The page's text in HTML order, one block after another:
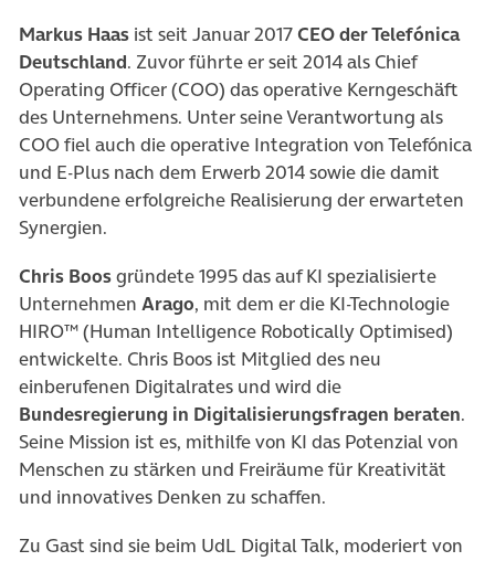
Markus Haas ist seit Januar 2017CEO der Telefónica
Deutschland. Zuvor führte er seit 2014 als Chief
Operating Officer (COO) das operative Kerngeschäft
des Unternehmens. Unter seine Verantwortung als
COO fiel auch die operative Integration von Telefónica
und E-Plus nach dem Erwerb 2014 sowie die damit
verbundene erfolgreiche Realisierung der erwarteten
Synergien.
Chris Boosgründete 1995 das auf KI spezialisierte
Unternehmen Arago, mit dem er die KI-Technologie
HIRO™ (Human Intelligence Robotically Optimised)
entwickelte. Chris Boos ist Mitglied des neu
einberufenen Digitalrates und wird die
Bundesregierung in Digitalisierungsfragen beraten.
Seine Mission ist es, mithilfe von KI das Potenzial von
Menschen zu stärken und Freiräume für Kreativität
und innovatives Denken zu schaffen.
Zu Gast sind sie beim UdL Digital Talk, moderiert von